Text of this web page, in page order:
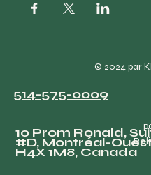
514-575-0009
© 2024 par
10 Prom Ronald,
#D, Montréal-
H4X 1M8, Canada